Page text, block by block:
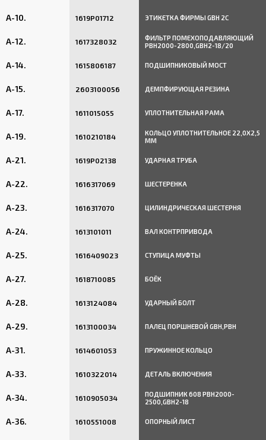
A-10. 1619P01712 ЭТИКЕТКА ФИРМЫ GBH 2C
A-12. 1617328032
ФИЛЬТР ПОМЕХОПОДАВЛЯЮЩИЙ
PBH2000-2800,GBH2-18/20
A-14. 1615806187 ПОДШИПНИКОВЫЙ МОСТ
A-15. 2603100056 ДЕМПФИРУЮЩАЯ РЕЗИНА
A-17. 1611015055 УПЛОТНИТЕЛЬНАЯ РАМА
A-19. 1610210184
КОЛЬЦО УПЛОТНИТЕЛЬНОЕ 22,0X2,5
MM
A-21. 1619P02138 УДАРНАЯ ТРУБА
A-22. 1616317069 ШЕСТЕРЕНКА
A-23. 1616317070 ЦИЛИНДРИЧЕСКАЯ ШЕСТЕРНЯ
A-24. 1613101011 ВАЛ КОНТРПРИВОДА
A-25. 1616409023 СТУПИЦА МУФТЫ
A-27. 1618710085 БОЁК
A-28. 1613124084 УДАРНЫЙ БОЛТ
A-29. 1613100034 ПАЛЕЦ ПОРШНЕВОЙ GBH,PBH
A-31. 1614601053 ПРУЖИННОЕ КОЛЬЦО
A-33. 1610322014 ДЕТАЛЬ ВКЛЮЧЕНИЯ
A-34. 1610905034
ПОДШИПНИК 608 PBH2000-
2500,GBH2-18
A-36. 1610551008 ОПОРНЫЙ ЛИСТ